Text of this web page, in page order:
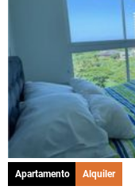
Apartamento Alquiler